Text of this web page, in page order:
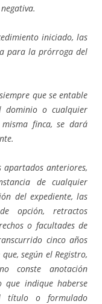
iniciado, las
para la prórroga del
que se entable
dominio o cualquier
finca, se dará
apartados anteriores,
de cualquier
del expediente, las
opción, retractos
o facultades de
cinco años
según el Registro,
conste anotación
que indique haberse
título o formulado